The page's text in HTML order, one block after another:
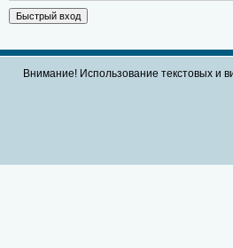
Внимание! Использование текстовых и